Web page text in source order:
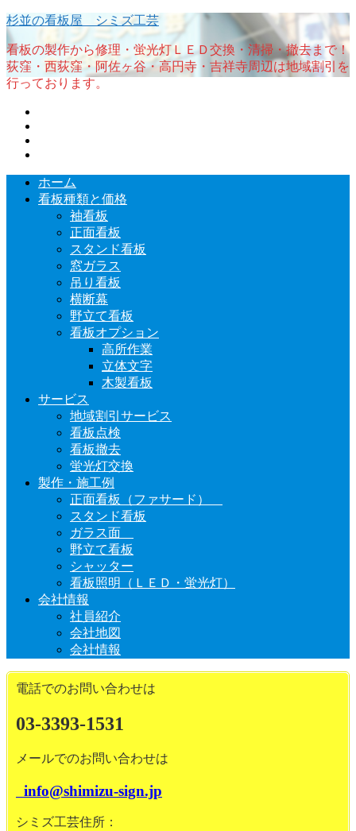
杉並の看板屋 シミズ工芸
看板の製作から修理・蛍光灯ＬＥＤ交換・清掃・撤去まで！
荻窪・西荻窪・阿佐ヶ谷・高円寺・吉祥寺周辺は地域割引を
行っております。
ホーム
看板種類と価格
袖看板
正面看板
スタンド看板
窓ガラス
吊り看板
横断幕
野立て看板
看板オプション
高所作業
立体文字
木製看板
サービス
地域割引サービス
看板点検
看板撤去
蛍光灯交換
製作・施工例
正面看板（ファサード）
スタンド看板
ガラス面
野立て看板
シャッター
看板照明（ＬＥＤ・蛍光灯）
会社情報
社員紹介
会社地図
会社情報
電話でのお問い合わせは
03-3393-1531
メールでのお問い合わせは
info@shimizu-sign.jp
シミズ工芸住所：